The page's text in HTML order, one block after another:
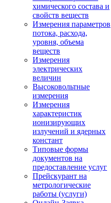
химического состава и
свойств веществ
Измерения параметров
потока, расхода,
уровня, объема
веществ
Измерения
электрических
величин
Высоковольтные
измерения
Измерения
характеристик
ионизирующих
излучений и ядерных
констант
Типовые формы
документов на
предоставление услуг
Прейскурант на
метрологические
работы (услуги)